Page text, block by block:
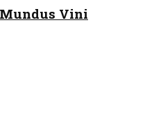
Mundus Vini